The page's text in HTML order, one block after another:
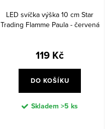
LED svíčka výška 10 cm Star
Trading Flamme Paula - červená
119 Kč
DO KOŠÍKU
Skladem >5 ks